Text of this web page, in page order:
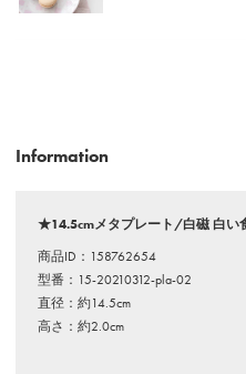
Information
★14.5cmメタプレート/白磁 白い
商品ID：158762654
型番：15-20210312-pla-02
直径：約14.5cm
高さ：約2.0cm